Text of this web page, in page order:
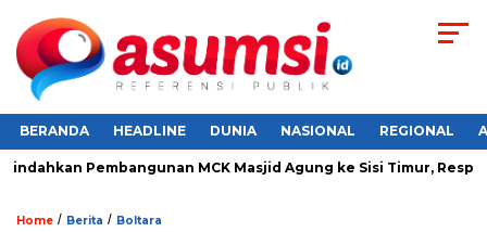
BERANDA HEADLINE DUNIA NASIONAL REGIONAL
Pembangunan MCK Masjid Agung ke Sisi Timur,
Home / Berita / Boltara